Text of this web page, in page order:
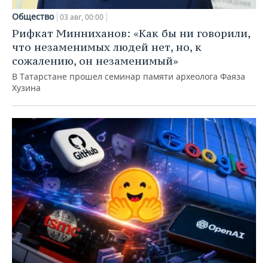
Общество 03 авг, 00:00
Рифкат Минниханов: «Как бы ни говорили,
что незаменимых людей нет, но, к
сожалению, он незаменимый»
В Татарстане прошел семинар памяти археолога Фаяза
Хузина